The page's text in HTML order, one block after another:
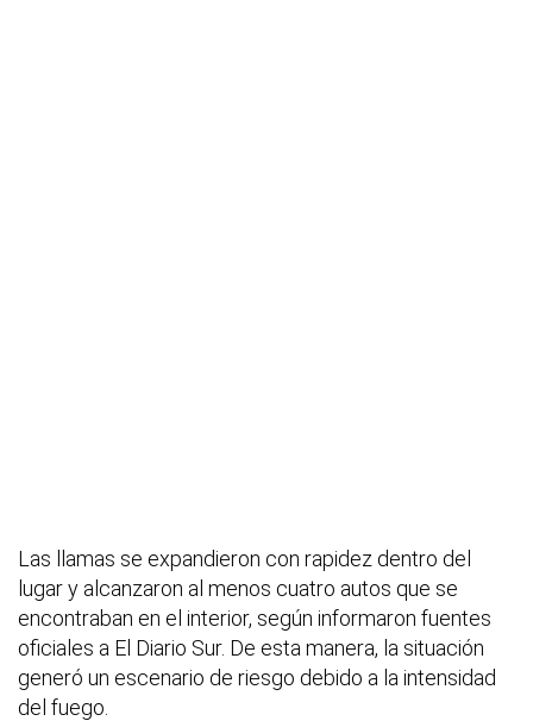
Las llamas se expandieron con rapidez dentro del
lugar y alcanzaron al menos cuatro autos que se
encontraban en el interior, según informaron fuentes
oficiales a El Diario Sur. De esta manera, la situación
generó un escenario de riesgo debido a la intensidad
del fuego.